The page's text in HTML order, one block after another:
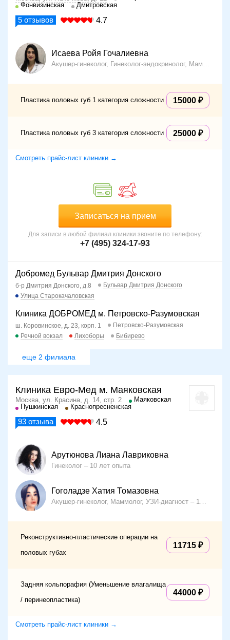
Фонвизинская
Дмитровская
5 отзывов 4.7
Исаева Ройя Гочалиевна
Пластика половых губ 1 категория сложности 15000
Пластика половых губ 3 категория сложности 25000
Смотреть прайс-лист клиники →
Записаться на прием
Для записи в любой филиал клиники звоните по телефону:
+7 (495) 324-17-93
Добромед Бульвар Дмитрия Донского
б-р Дмитрия Донского, д.8
Бульвар Дмитрия Донского
Улица Старокачаловская
Клиника ДОБРОМЕД м. Петровско-Разумовская
ш. Коровинское, д. 23, корп. 1
Петровско-Разумовская
Речной вокзал
Лихоборы Бибирево
еще 2 филиала
Клиника Евро-Мед м. Маяковская
Москва, ул. Красина, д. 14, стр. 2
Маяковская
Пушкинская
Краснопресненская
93 отзыва 4.5
Арутюнова Лиана Лавриковна
Гинеколог 10 лет опыта
Гоголадзе Хатия Томазовна
Акушер-гинеколог, Маммолог, УЗИ-диагност 15 лет опыта
Реконструктивно-пластические операции на
половых губах
11715
Задняя кольпорафия (Уменьшение влагалища
/ перинеопластика)
44000
Смотреть прайс-лист клиники →